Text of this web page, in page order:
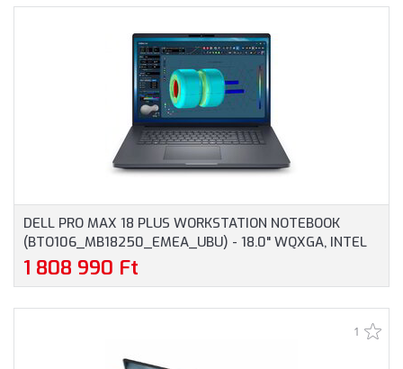
DELL PRO MAX 18 PLUS WORKSTATION NOTEBOOK
(BTO106_MB18250_EMEA_UBU) - 18.0" WQXGA, INTEL
CORE ULTRA 9-285HX, 32GB RAM, 1TB SSD, NVIDIA RTX
PRO 3000 BLACKWELL 12GB, MAGYAR BILLENTYŰZET,
1 808 990 Ft
1